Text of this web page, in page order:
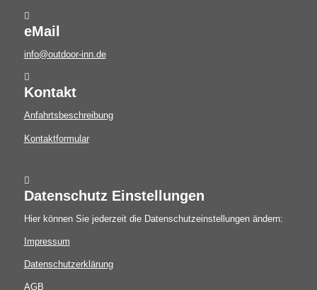
eMail
info@outdoor-inn.de
Kontakt
Anfahrtsbeschreibung
Kontaktformular
Datenschutz Einstellungen
Hier können Sie jederzeit die Datenschutzeinstellungen ändern:
Impressum
Datenschutzerklärung
AGB